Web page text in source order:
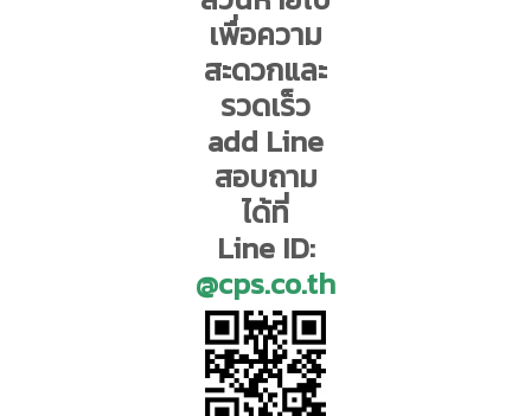
เพื่อความ
สะดวกและ
รวดเร็ว
add Line
สอบถาม
ได้ที่
Line ID:
@cps.co.th